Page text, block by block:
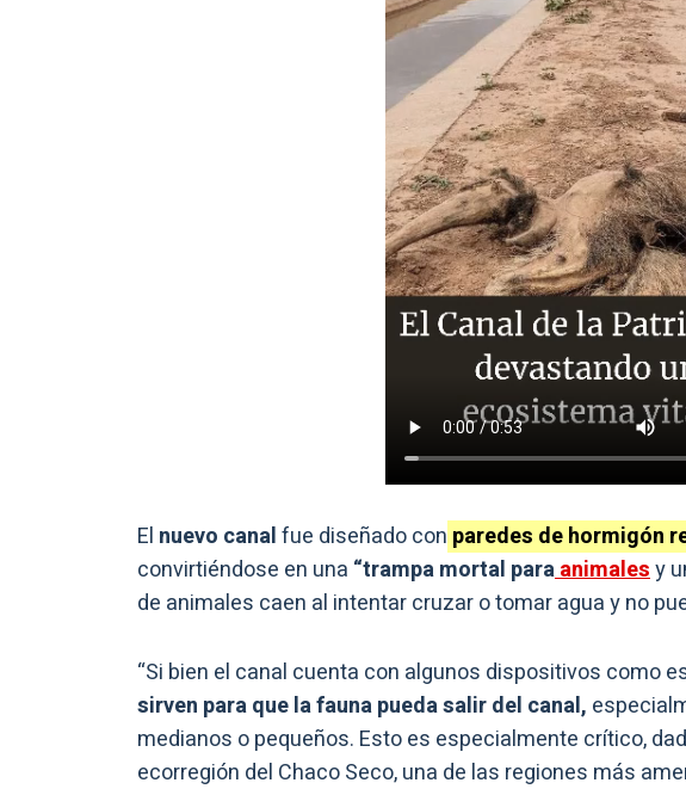
El nuevo canalfue diseñado con paredes de hormigón
convirtiéndose en una “trampa mortal paraanimalesy
de animales caen al intentar cruzar o tomar agua y no
“Si bien el canal cuenta con algunos dispositivos como
sirven para que la fauna pueda salir del canal,
medianos o pequeños. Esto es especialmente crítico,
ecorregión del Chaco Seco, una de las regiones más